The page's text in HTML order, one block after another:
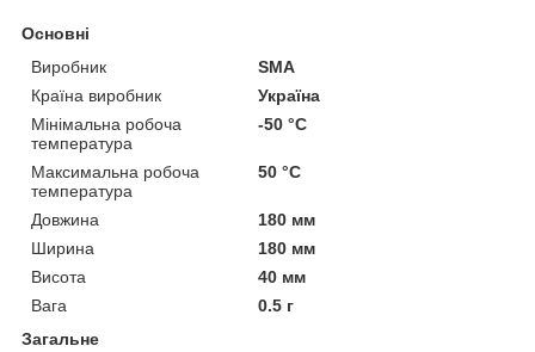
Основні
Виробник
SMA
Країна виробник
Україна
Мінімальна робоча
температура
-50 °С
Максимальна робоча
температура
50 °С
Довжина
180 мм
Ширина
180 мм
Висота
40 мм
Вага
0.5 г
Загальне